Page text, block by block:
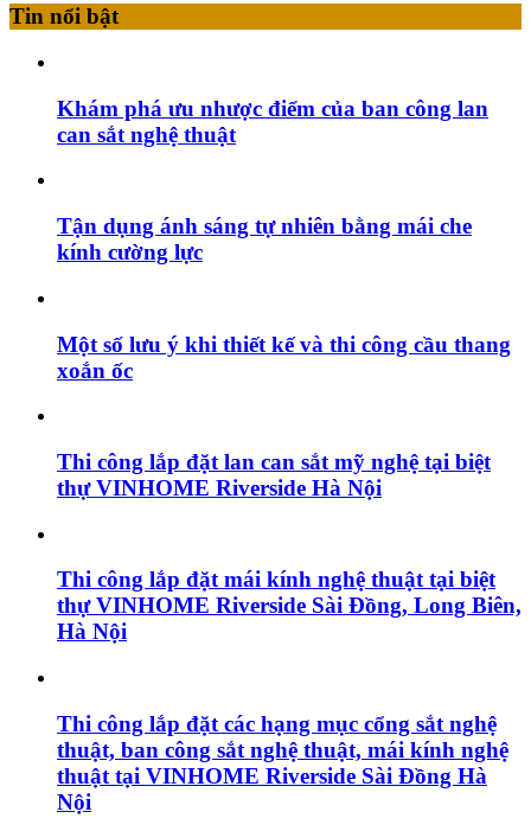
Tin nổi bật
Khám phá ưu nhược điểm của ban công lan
can sắt nghệ thuật
Tận dụng ánh sáng tự nhiên bằng mái che
kính cường lực
Một số lưu ý khi thiết kế và thi công cầu thang
xoắn ốc
Thi công lắp đặt lan can sắt mỹ nghệ tại biệt
thự VINHOME Riverside Hà Nội
Thi công lắp đặt mái kính nghệ thuật tại biệt
thự VINHOME Riverside Sài Đồng, Long Biên,
Hà Nội
Thi công lắp đặt các hạng mục cổng sắt nghệ
thuật, ban công sắt nghệ thuật, mái kính nghệ
thuật tại VINHOME Riverside Sài Đồng Hà
Nội